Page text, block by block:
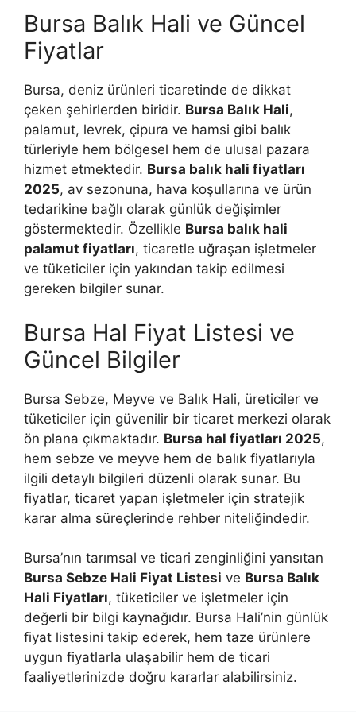
Bursa Balık Hali ve Güncel
Fiyatlar
Bursa, deniz ürünleri ticaretinde de dikkat
çeken şehirlerden biridir. Bursa Balık Hali,
palamut, levrek, çipura ve hamsi gibi balık
türleriyle hem bölgesel hem de ulusal pazara
hizmet etmektedir. Bursa balık hali fiyatları
2025, av sezonuna, hava koşullarına ve ürün
tedarikine bağlı olarak günlük değişimler
göstermektedir. Özellikle Bursa balık hali
palamut fiyatları, ticaretle uğraşan işletmeler
ve tüketiciler için yakından takip edilmesi
gereken bilgiler sunar.
Bursa Hal Fiyat Listesi ve
Güncel Bilgiler
Bursa Sebze, Meyve ve Balık Hali, üreticiler ve
tüketiciler için güvenilir bir ticaret merkezi olarak
ön plana çıkmaktadır. Bursa hal fiyatları 2025,
hem sebze ve meyve hem de balık fiyatlarıyla
ilgili detaylı bilgileri düzenli olarak sunar. Bu
fiyatlar, ticaret yapan işletmeler için stratejik
karar alma süreçlerinde rehber niteliğindedir.
Bursa’nın tarımsal ve ticari zenginliğini yansıtan
Bursa Sebze Hali Fiyat Listesi ve Bursa Balık
Hali Fiyatları, tüketiciler ve işletmeler için
değerli bir bilgi kaynağıdır. Bursa Hali’nin günlük
fiyat listesini takip ederek, hem taze ürünlere
uygun fiyatlarla ulaşabilir hem de ticari
faaliyetlerinizde doğru kararlar alabilirsiniz.